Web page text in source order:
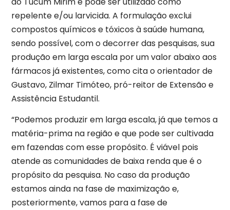
repelente e/ou larvicida. A formulação exclui
compostos químicos e tóxicos à saúde humana,
sendo possível, com o decorrer das pesquisas, sua
produção em larga escala por um valor abaixo aos
fármacos já existentes, como cita o orientador de
Gustavo, Zilmar Timóteo, pró-reitor de Extensão e
Assistência Estudantil.
“Podemos produzir em larga escala, já que temos a
matéria-prima na região e que pode ser cultivada
em fazendas com esse propósito. É viável pois
atende as comunidades de baixa renda que é o
propósito da pesquisa. No caso da produção
estamos ainda na fase de maximização e,
posteriormente, vamos para a fase de